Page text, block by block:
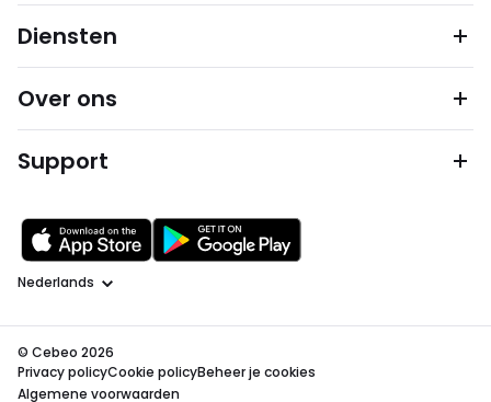
Diensten
Over ons
Support
Taal
© Cebeo 2026
Privacy policyCookie policyBeheer je cookies
Algemene voorwaarden